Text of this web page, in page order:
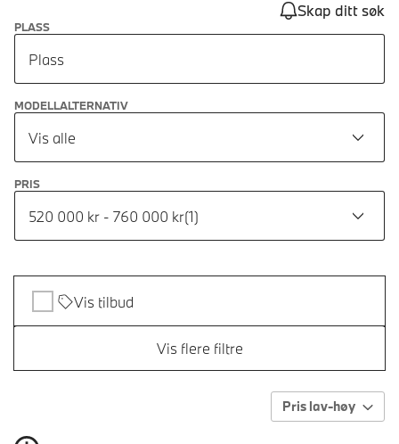
Skap ditt søk
PLASS
Plass
MODELLALTERNATIV
Vis alle
PRIS
520 000 kr - 760 000 kr(1)
Vis tilbud
Vis flere filtre
Pris lav-høy